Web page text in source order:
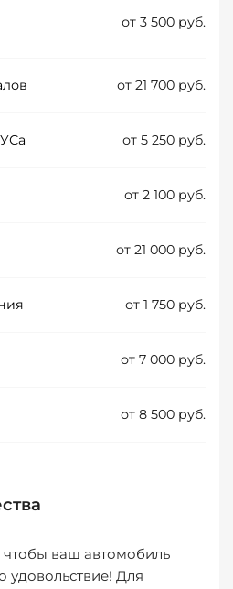
от 3 500 руб.
от 21 700 руб.
от 5 250 руб.
от 2 100 руб.
от 21 000 руб.
от 1 750 руб.
от 7 000 руб.
от 8 500 руб.
ваш автомобиль
удовольствие! Для